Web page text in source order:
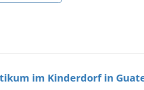
im Kinderdorf in